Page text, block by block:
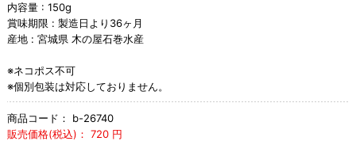
内容量 : 150g
賞味期限 : 製造日より36ヶ月
産地 : 宮城県 木の屋石巻水産
※ネコポス不可
※個別包装は対応しておりません。
商品コード：
b-26740
販売価格(税込)： 720円